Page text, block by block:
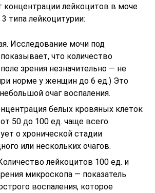
концентрации лейкоцитов в моче
типа лейкоцитурии:
Исследование мочи под
что количество
зрения незначительно — не
норме у женщин до 6 ед.) Это
очаг воспаления.
белых кровяных клеток
50 до 100 ед. чаще всего
о хронической стадии
или нескольких очагов.
лейкоцитов 100 ед. и
микроскопа — показатель
воспаления, которое